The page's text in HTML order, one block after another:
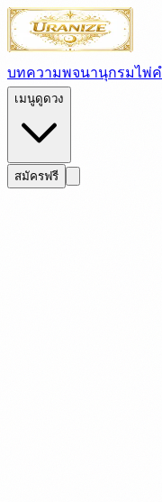
บทความพจนานุกรมไพ่
เมนูดูดวง
สมัครฟรี